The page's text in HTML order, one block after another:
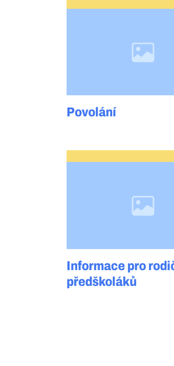
Povolání
Informace pro
předškoláků